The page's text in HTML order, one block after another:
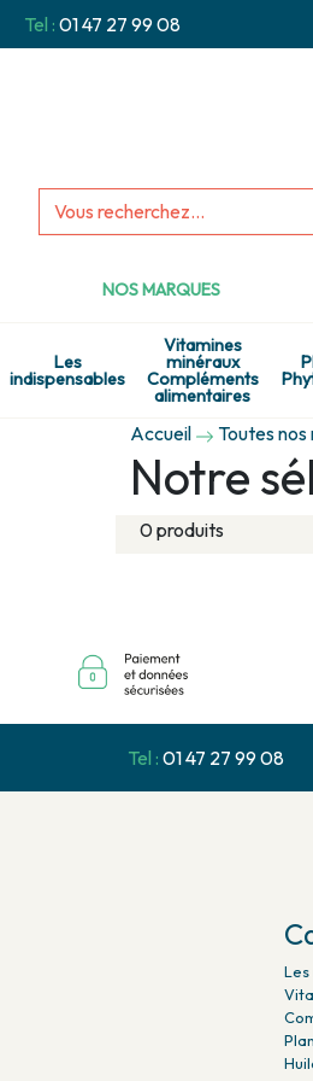
Tel : 01 47 27 99 08
NOS MARQUES
Les
indispensables
Vitamines
minéraux
Compléments
alimentaires
Accueil Toutes nos
Notre
0 produits
Tel : 01 47 27 99 08